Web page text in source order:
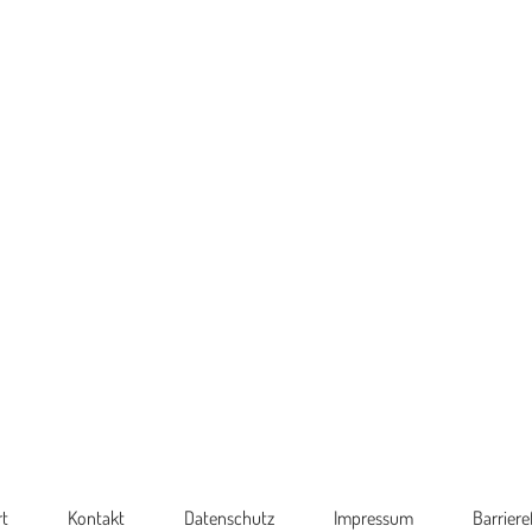
Kontakt Datenschutz Impressum